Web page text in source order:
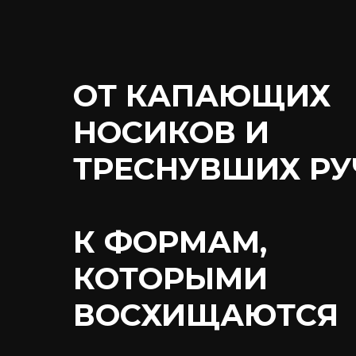
ОТ КАПАЮЩИХ
НОСИКОВ И
ТРЕСНУВШИХ
К ФОРМАМ,
КОТОРЫМИ
ВОСХИЩАЮТСЯ